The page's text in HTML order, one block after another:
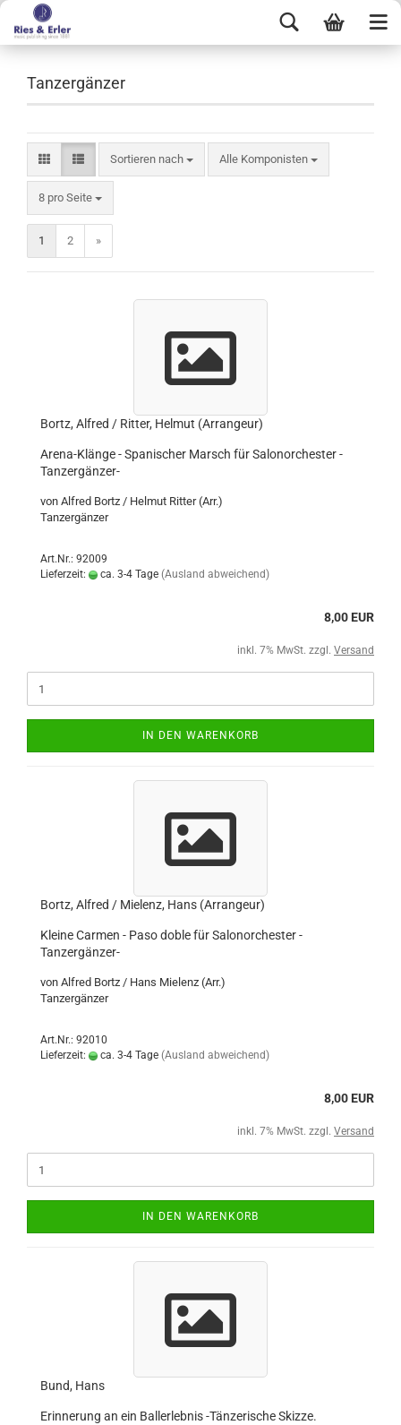
Tanzergänzer
Sortieren nach Alle Komponisten
8 pro Seite
1 2 »
Bortz, Alfred / Ritter, Helmut (Arrangeur)
Arena-Klänge - Spanischer Marsch für Salonorchester -
Tanzergänzer-
von Alfred Bortz / Helmut Ritter (Arr.)
Tanzergänzer
Art.Nr.: 92009
Lieferzeit:
ca. 3-4 Tage (Ausland abweichend)
8,00 EUR
inkl. 7% MwSt. zzgl. Versand
IN DEN WARENKORB
Bortz, Alfred / Mielenz, Hans (Arrangeur)
Kleine Carmen - Paso doble für Salonorchester -
Tanzergänzer-
von Alfred Bortz / Hans Mielenz (Arr.)
Tanzergänzer
Art.Nr.: 92010
Lieferzeit:
ca. 3-4 Tage (Ausland abweichend)
8,00 EUR
inkl. 7% MwSt. zzgl. Versand
IN DEN WARENKORB
Bund, Hans
Erinnerung an ein Ballerlebnis -Tänzerische Skizze.